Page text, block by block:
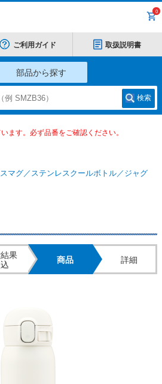
0
ご利用ガイド 取扱説明書
部品から探す
検索
ます。必ず品番をご確認ください。
マグ／ステンレスクールボトル／ジャグ
果
商品 詳細